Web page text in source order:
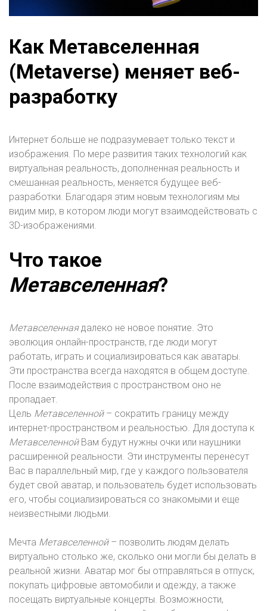
Как Метавселенная
(Metaverse) меняет веб-
разработку
Интернет больше не подразумевает только текст и
изображения. По мере развития таких технологий как
виртуальная реальность, дополненная реальность и
смешанная реальность, меняется будущее веб-
разработки. Благодаря этим новым технологиям мы
видим мир, в котором люди могут взаимодействовать с
3D-изображениями.
Что такое
Метавселенная?
Метавселеннаядалеко не новое понятие. Это
эволюция онлайн-пространств, где люди могут
работать, играть и социализироваться как аватары.
Эти пространства всегда находятся в общем доступе.
После взаимодействия с пространством оно не
пропадает.
Цель Метавселенной– сократить границу между
интернет-пространством и реальностью. Для доступа к
МетавселеннойВам будут нужны очки или наушники
расширенной реальности. Эти инструменты перенесут
Вас в параллельный мир, где у каждого пользователя
будет свой аватар, и пользователь будет использовать
его, чтобы социализироваться со знакомыми и еще
неизвестными людьми.
Мечта Метавселенной– позволить людям делать
виртуально столько же, сколько они могли бы делать в
реальной жизни. Аватар мог бы отправляться в отпуск,
покупать цифровые автомобили и одежду, а также
посещать виртуальные концерты. Возможности,